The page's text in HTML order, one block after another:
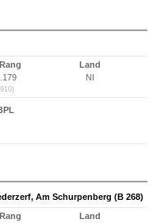
Land
NI
Am Schurpenberg (B 268)
Land